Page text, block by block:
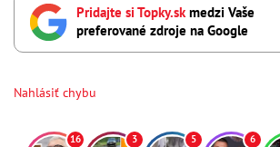
Pridajte si Topky.skmedzi Vaše
preferované zdroje na Google
Nahlásiť chybu
16 3 5 6